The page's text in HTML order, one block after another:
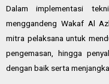
Dalam implementasi
menggandeng Wakaf Al
mitra pelaksana untuk
pengemasan, hingga
dengan baik serta